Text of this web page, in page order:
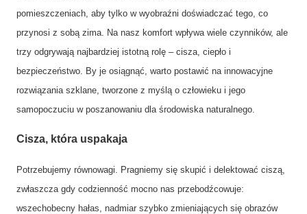
pomieszczeniach, aby tylko w wyobraźni doświadczać tego, co
przynosi z sobą zima. Na nasz komfort wpływa wiele czynników, ale
trzy odgrywają najbardziej istotną rolę – cisza, ciepło i
bezpieczeństwo. By je osiągnąć, warto postawić na innowacyjne
rozwiązania szklane, tworzone z myślą o człowieku i jego
samopoczuciu w poszanowaniu dla środowiska naturalnego.
Cisza, która uspakaja
Potrzebujemy równowagi. Pragniemy się skupić i delektować ciszą,
zwłaszcza gdy codzienność mocno nas przebodźcowuje:
wszechobecny hałas, nadmiar szybko zmieniających się obrazów